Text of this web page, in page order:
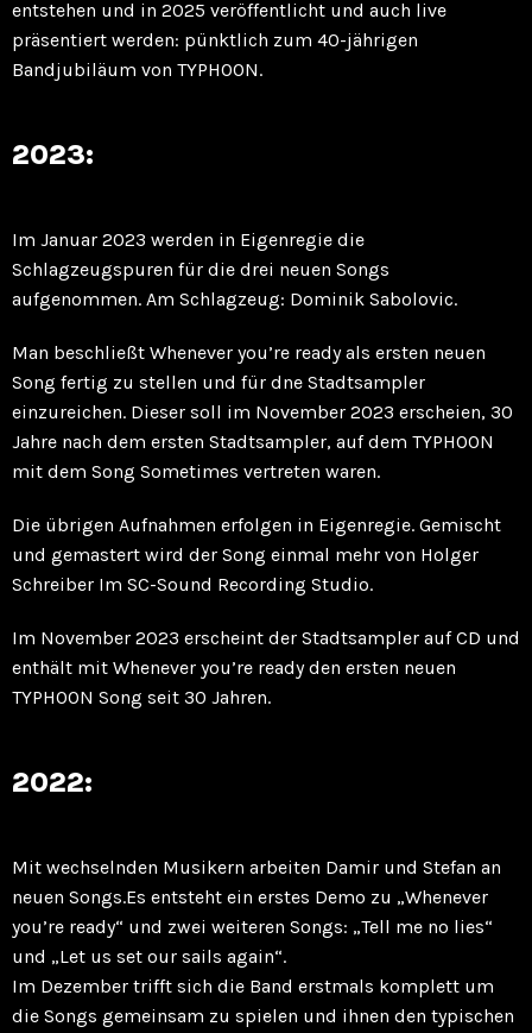
entstehen und in 2025 veröffentlicht und auch live
präsentiert werden: pünktlich zum 40-jährigen
Bandjubiläum von TYPHOON.
2023:
Im Januar 2023 werden in Eigenregie die
Schlagzeugspuren für die drei neuen Songs
aufgenommen. Am Schlagzeug: Dominik Sabolovic.
Man beschließt Whenever you’re ready als ersten neuen
Song fertig zu stellen und für dne Stadtsampler
einzureichen. Dieser soll im November 2023 erscheien, 30
Jahre nach dem ersten Stadtsampler, auf dem TYPHOON
mit dem Song Sometimes vertreten waren.
Die übrigen Aufnahmen erfolgen in Eigenregie. Gemischt
und gemastert wird der Song einmal mehr von Holger
Schreiber Im SC-Sound Recording Studio.
Im November 2023 erscheint der Stadtsampler auf CD und
enthält mit Whenever you’re ready den ersten neuen
TYPHOON Song seit 30 Jahren.
2022:
Mit wechselnden Musikern arbeiten Damir und Stefan an
neuen Songs.Es entsteht ein erstes Demo zu „Whenever
you’re ready“ und zwei weiteren Songs: „Tell me no lies“
und „Let us set our sails again“.
Im Dezember trifft sich die Band erstmals komplett um
die Songs gemeinsam zu spielen und ihnen den typischen